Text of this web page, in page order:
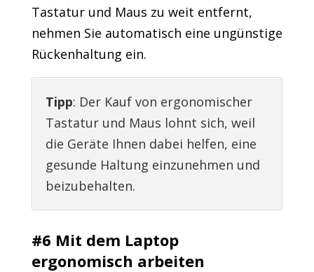
Tastatur und Maus zu weit entfernt,
nehmen Sie automatisch eine ungünstige
Rückenhaltung ein.
Tipp: Der Kauf von ergonomischer
Tastatur und Maus lohnt sich, weil
die Geräte Ihnen dabei helfen, eine
gesunde Haltung einzunehmen und
beizubehalten.
#6 Mit dem Laptop
ergonomisch arbeiten